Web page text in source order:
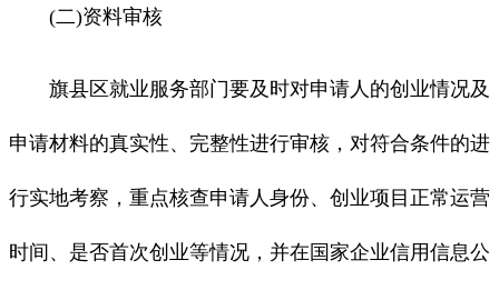
(二)资料审核
旗县区就业服务部门要及时对申请人的创业情况及
申请材料的真实性、完整性进行审核，对符合条件的进
行实地考察，重点核查申请人身份、创业项目正常运营
时间、是否首次创业等情况，并在国家企业信用信息公